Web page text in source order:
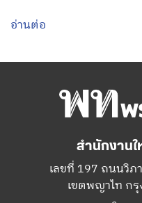
อ่านต่อ
สำนักงาน
เลขที่ 197 ถนนวิภ
เขตพญาไท ก